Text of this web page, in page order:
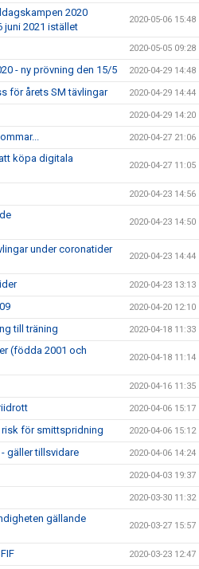
2020
juni 2021 istället
2020-05-06 15:48
2020-05-05 09:28
- ny prövning den 15/5 2020-04-29 14:48
för årets SM tävlingar 2020-04-29 14:44
2020-04-29 14:20
2020-04-27 21:06
köpa digitala
2020-04-27 11:05
2020-04-23 14:56
2020-04-23 14:50
under coronatider
2020-04-23 14:44
2020-04-23 13:13
2020-04-20 12:10
till träning 2020-04-18 11:33
(födda 2001 och
2020-04-18 11:14
2020-04-16 11:35
2020-04-06 15:17
för smittspridning 2020-04-06 15:12
gäller tillsvidare 2020-04-06 14:24
2020-04-03 19:37
2020-03-30 11:32
gällande
2020-03-27 15:57
2020-03-23 12:47